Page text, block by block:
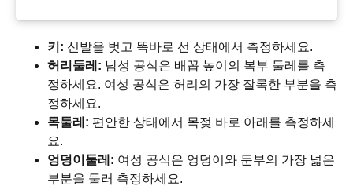
키: 신발을 벗고 똑바로 선 상태에서 측정하세요.
허리둘레: 남성 공식은 배꼽 높이의 복부 둘레를 측
정하세요. 여성 공식은 허리의 가장 잘록한 부분을 측
정하세요.
목둘레: 편안한 상태에서 목젖 바로 아래를 측정하세
요.
엉덩이둘레: 여성 공식은 엉덩이와 둔부의 가장 넓은
부분을 둘러 측정하세요.